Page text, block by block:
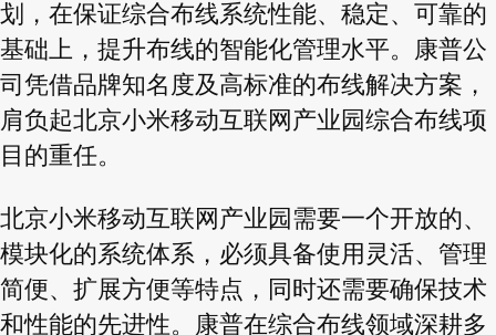
划，在保证综合布线系统性能、稳定、可靠的
基础上，提升布线的智能化管理水平。康普公
司凭借品牌知名度及高标准的布线解决方案，
肩负起北京小米移动互联网产业园综合布线项
目的重任。
北京小米移动互联网产业园需要一个开放的、
模块化的系统体系，必须具备使用灵活、管理
简便、扩展方便等特点，同时还需要确保技术
和性能的先进性。康普在综合布线领域深耕多